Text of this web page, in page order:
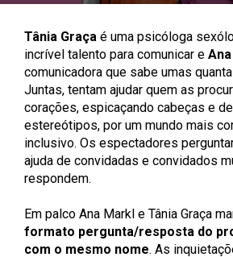
Tânia Graça é uma psicóloga
incrível talento para comunicar e
comunicadora que sabe umas
Juntas, tentam ajudar quem as
corações, espicaçando cabeças e
estereótipos, por um mundo mais
inclusivo. Os espectadores
ajuda de convidadas e convidados
respondem.
Em palco Ana Markl e Tânia Graça
formato pergunta/resposta do
com o mesmo nome. As